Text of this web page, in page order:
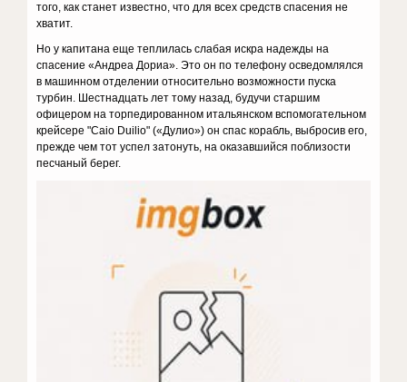
того, как станет известно, что для всех средств спасения не
хватит.
Но у капитана еще теплилась слабая искра надежды на
спасение «Андреа Дориа». Это он по телефону осведомлялся
в машинном отделении относительно возможности пуска
турбин. Шестнадцать лет тому назад, будучи старшим
офицером на торпедированном итальянском вспомогательном
крейсере "Caio Duilio" («Дулио») он спас корабль, выбросив его,
прежде чем тот успел затонуть, на оказавшийся поблизости
песчаный берег.